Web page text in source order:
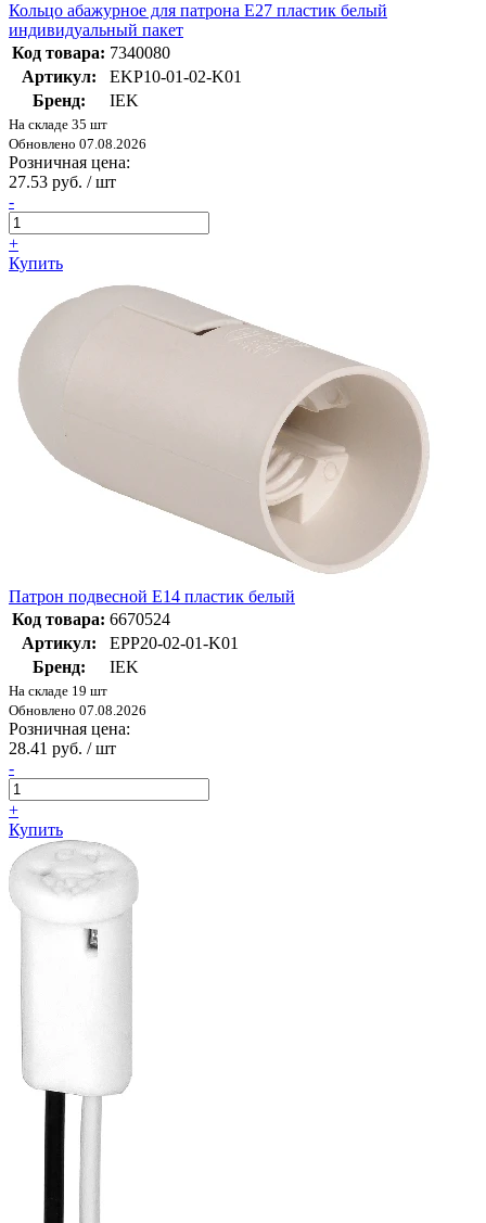
Кольцо абажурное для патрона Е27 пластик белый
индивидуальный пакет
Код товара: 7340080
Артикул:
EKP10-01-02-K01
Бренд:
IEK
На складе 35 шт
Обновлено 07.08.2026
Розничная цена:
27.53 руб. / шт
-
+
Купить
Патрон подвесной Е14 пластик белый
Код товара: 6670524
Артикул:
EPP20-02-01-K01
Бренд:
IEK
На складе 19 шт
Обновлено 07.08.2026
Розничная цена:
28.41 руб. / шт
-
+
Купить